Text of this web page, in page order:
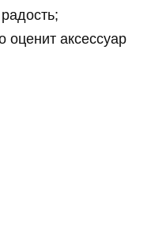
оценит аксессуар